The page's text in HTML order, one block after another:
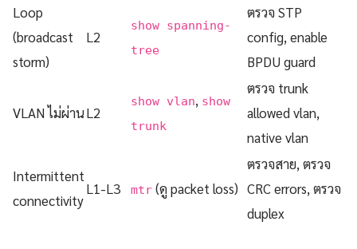
Loop
(broadcast
storm)
L2
show spanning-
tree
ตรวจ STP
config, enable
BPDU guard
VLAN ไม่ผ่านL2
show vlan, show
trunk
ตรวจ trunk
allowed vlan,
native vlan
Intermittent
connectivity
L1-L3 mtr (ดู packet loss)
ตรวจสาย, ตรวจ
CRC errors, ตรวจ
duplex